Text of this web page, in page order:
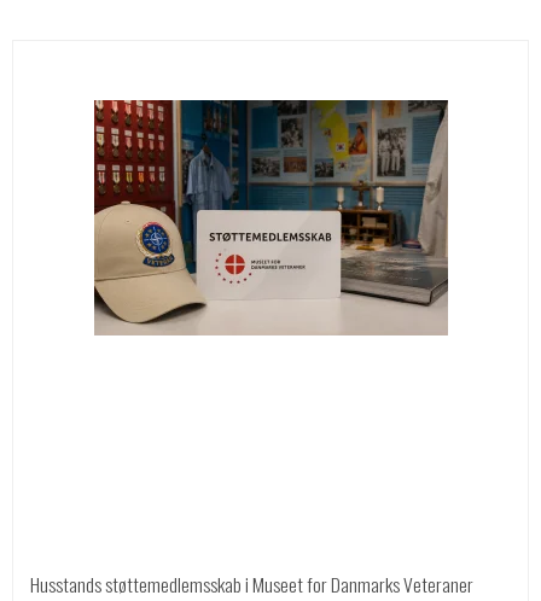
Husstands støttemedlemsskab i Museet for Danmarks Veteraner